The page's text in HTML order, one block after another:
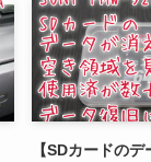
【SDカードのデ